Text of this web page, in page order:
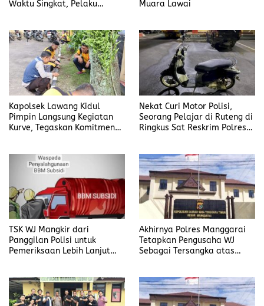
Waktu Singkat, Pelaku
Muara Lawai
Kapolsek Lawang Kidul
Pimpin Langsung Kegiatan
Kurve, Tegaskan Komitmen
Nekat Curi Motor Polisi,
Seorang Pelajar di Ruteng di
Ringkus Sat Reskrim Polres
TSK WJ Mangkir dari
Panggilan Polisi untuk
Pemeriksaan Lebih Lanjut
Apa?
Akhirnya Polres Manggarai
Tetapkan Pengusaha WJ
Sebagai Tersangka atas